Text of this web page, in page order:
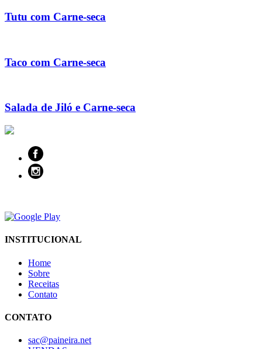
Tutu com Carne-seca
Taco com Carne-seca
Salada de Jiló e Carne-seca
INSTITUCIONAL
Home
Sobre
Receitas
Contato
CONTATO
sac@paineira.net